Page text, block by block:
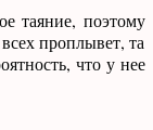
таяние, поэтому
проплывет, та
что у нее